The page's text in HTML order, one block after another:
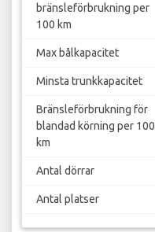
bränsleförbrukning per
100 km
Max bålkapacitet
Minsta trunkkapacitet
Bränsleförbrukning för
blandad körning per 100
km
Antal dörrar
Antal platser